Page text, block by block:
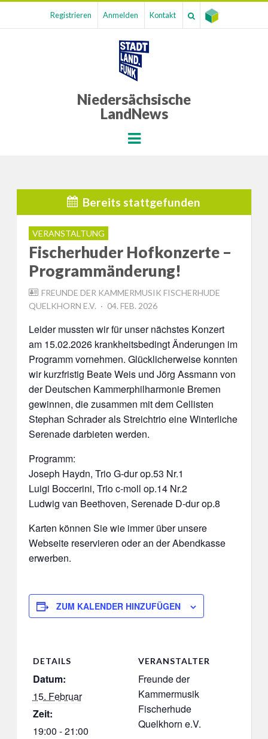
Registrieren Anmelden Kontakt
Niedersächsische
LandNews
Menu
Bereits stattgefunden
VERANSTALTUNG
Fischerhuder Hofkonzerte –
Programmänderung!
FREUNDE DER KAMMERMUSIK FISCHERHUDE
QUELKHORN E.V.
POSTED
04. FEB. 2026
Leider mussten wir für unser nächstes Konzert
am 15.02.2026 krankheitsbedingt Änderungen im
Programm vornehmen. Glücklicherweise konnten
wir kurzfristig Beate Weis und Jörg Assmann von
der Deutschen Kammerphilharmonie Bremen
gewinnen, die zusammen mit dem Cellisten
Stephan Schrader als Streichtrio eine Winterliche
Serenade darbieten werden.
Programm:
Joseph Haydn, Trio G-dur op.53 Nr.1
Luigi Boccerini, Trio c-moll op.14 Nr.2
Ludwig van Beethoven, Serenade D-dur op.8
Karten können Sie wie immer über unsere
Webseite reservieren oder an der Abendkasse
erwerben.
ZUM KALENDER HINZUFÜGEN
DETAILS
Datum:
15. Februar
Zeit:
19:00 - 21:00
VERANSTALTER
Freunde der
Kammermusik
Fischerhude
Quelkhorn e.V.